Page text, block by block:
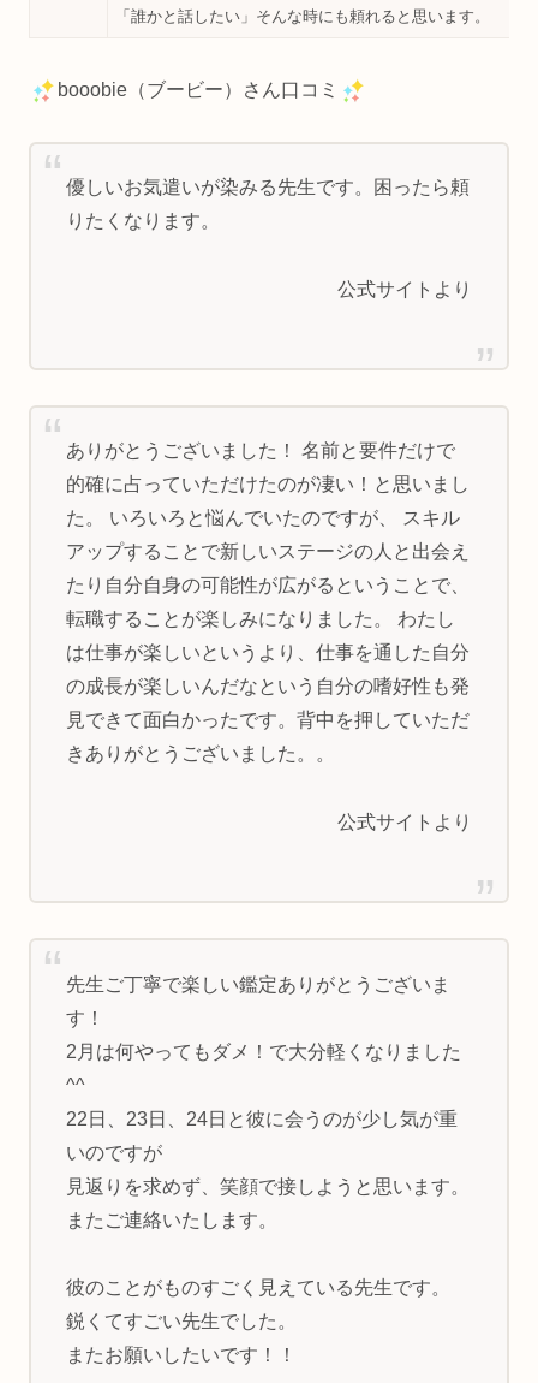
「誰かと話したい」そんな時にも頼れると思います。
booobie（ブービー）さん口コミ
優しいお気遣いが染みる先生です。困ったら頼
りたくなります。
公式サイトより
ありがとうございました！ 名前と要件だけで
的確に占っていただけたのが凄い！と思いまし
た。 いろいろと悩んでいたのですが、 スキル
アップすることで新しいステージの人と出会え
たり自分自身の可能性が広がるということで、
転職することが楽しみになりました。 わたし
は仕事が楽しいというより、仕事を通した自分
の成長が楽しいんだなという自分の嗜好性も発
見できて面白かったです。背中を押していただ
きありがとうございました。。
公式サイトより
先生ご丁寧で楽しい鑑定ありがとうございま
す！
2月は何やってもダメ！で大分軽くなりました
^^
22日、23日、24日と彼に会うのが少し気が重
いのですが
見返りを求めず、笑顔で接しようと思います。
またご連絡いたします。
彼のことがものすごく見えている先生です。
鋭くてすごい先生でした。
またお願いしたいです！！